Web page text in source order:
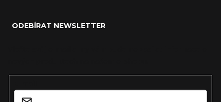
ODEBÍRAT NEWSLETTER